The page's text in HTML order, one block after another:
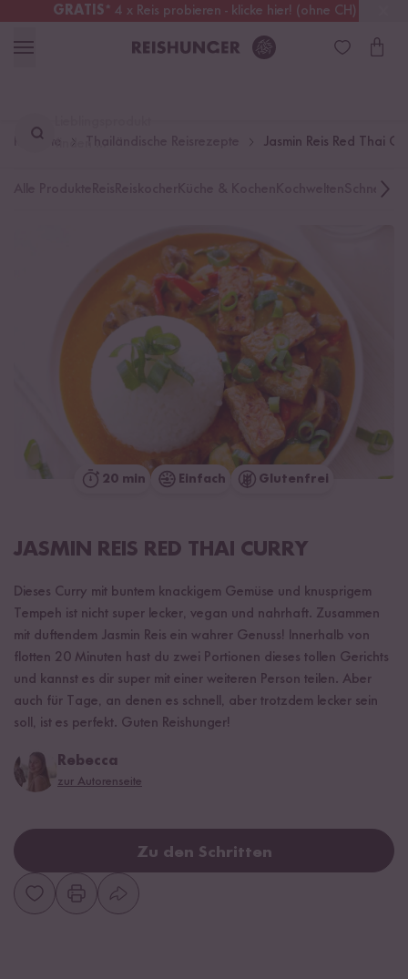
GRATIS* 4 x Reis probieren - klicke hier! (ohne CH)
Österreich Kostenloser Versand
finden ...
Rezepte Jasmin Reis Red Thai
Schnelle
20 min Einfach Glutenfrei
JASMIN REIS RED THAI CURRY
Dieses Curry mit buntem knackigem Gemüse und knusprigem
Tempeh ist nicht super lecker, vegan und nahrhaft. Zusammen
mit duftendem Jasmin Reis ein wahrer Genuss! Innerhalb von
flotten 20 Minuten hast du zwei Portionen dieses tollen Gerichts
und kannst es dir super mit einer weiteren Person teilen. Aber
auch für Tage, an denen es schnell, aber trotzdem lecker sein
soll, ist es perfekt. Guten Reishunger!
Rebecca
zur Autorenseite
Zu den Schritten